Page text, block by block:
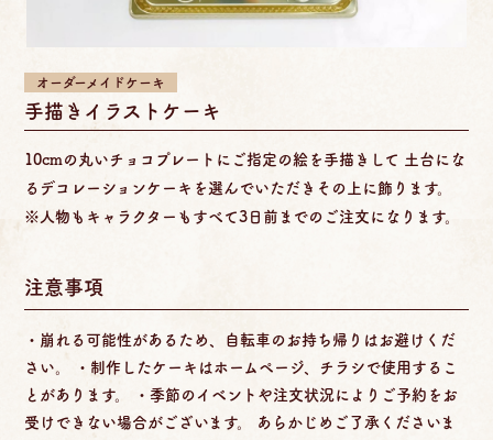
オーダーメイドケーキ
手描きイラストケーキ
10cmの丸いチョコプレートにご指定の絵を手描きして 土台にな
るデコレーションケーキを選んでいただきその上に飾ります。
※人物もキャラクターもすべて3日前までのご注文になります。
注意事項
・崩れる可能性があるため、自転車のお持ち帰りはお避けくだ
さい。 ・制作したケーキはホームページ、チラシで使用するこ
とがあります。 ・季節のイベントや注文状況によりご予約をお
受けできない場合がございます。 あらかじめご了承くださいま